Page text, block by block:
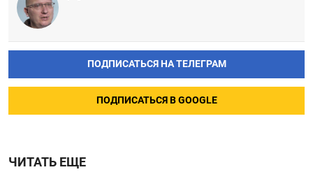
ПОДПИСАТЬСЯ НА ТЕЛЕГРАМ
ПОДПИСАТЬСЯ В GOOGLE
ЧИТАТЬ ЕЩЕ